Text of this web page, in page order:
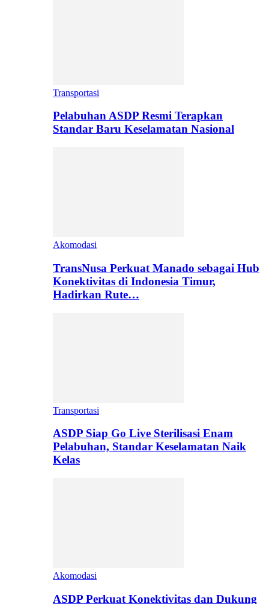
Transportasi
Pelabuhan ASDP Resmi Terapkan
Standar Baru Keselamatan Nasional
Akomodasi
TransNusa Perkuat Manado sebagai Hub
Konektivitas di Indonesia Timur,
Hadirkan Rute…
Transportasi
ASDP Siap Go Live Sterilisasi Enam
Pelabuhan, Standar Keselamatan Naik
Kelas
Akomodasi
ASDP Perkuat Konektivitas dan Dukung